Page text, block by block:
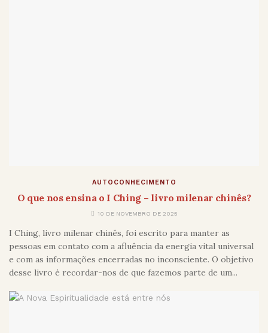
AUTOCONHECIMENTO
O que nos ensina o I Ching – livro milenar chinês?
10 DE NOVEMBRO DE 2025
I Ching, livro milenar chinês, foi escrito para manter as
pessoas em contato com a afluência da energia vital universal
e com as informações encerradas no inconsciente. O objetivo
desse livro é recordar-nos de que fazemos parte de um...